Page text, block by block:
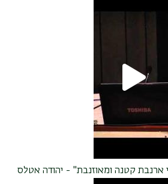
ארנבת קטנה ומאוזנבת" - יהודה אטלס